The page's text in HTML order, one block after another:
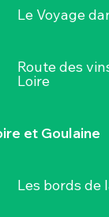
Le Voyage
Route des
Loire
et Goulaine
Les bords de
à flots…
Hellfest
, cuisine
Metal
à